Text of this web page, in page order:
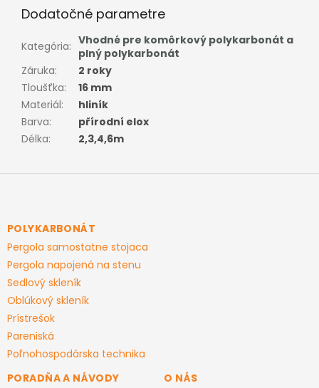
Dodatočné parametre
Kategória: Vhodné pre komôrkový polykarbonát a
plný polykarbonát
Záruka:
2 roky
Tloušťka:
16 mm
Materiál:
hliník
Barva:
přírodní elox
Délka: 2,3,4,6m
Z
ä
e
POLYKARBONÁT
Pergola samostatne stojaca
Pergola napojená na stenu
Sedlový skleník
Oblúkový skleník
Prístrešok
Pareniská
Poľnohospodárska technika
PORADŇA A NÁVODY
O NÁS